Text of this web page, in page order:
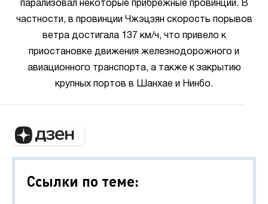
парализовал некоторые прибрежные провинции. В
частности, в провинции Чжэцзян скорость порывов
ветра достигала 137 км/ч, что привело к
приостановке движения железнодорожного и
авиационного транспорта, а также к закрытию
крупных портов в Шанхае и Нинбо.
Ссылки по теме: